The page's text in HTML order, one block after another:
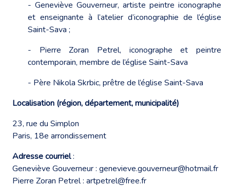
- Geneviève Gouverneur, artiste peintre iconographe
et enseignante à l’atelier d’iconographie de l’église
Saint-Sava ;
- Pierre Zoran Petrel, iconographe et peintre
contemporain, membre de l’église Saint-Sava
- Père Nikola Skrbic, prêtre de l’église Saint-Sava
Localisation (région, département, municipalité)
23, rue du Simplon
Paris, 18e arrondissement
Adresse courriel:
Geneviève Gouverneur : genevieve.gouverneur@hotmail.fr
Pierre Zoran Petrel : artpetrel@free.fr